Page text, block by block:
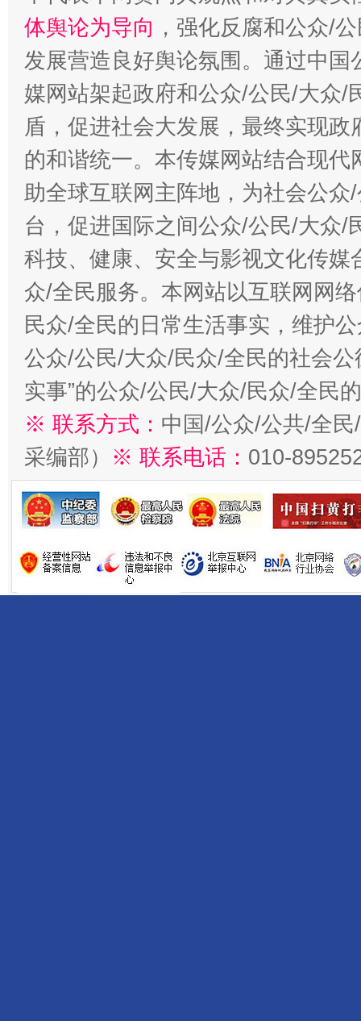
体舆论为导向 ，强化反腐和公众/
发展营造良好舆论氛围。通过中
媒网站架起政府和公众/公民/大众/
盾，促进社会大发展，最终实现
的和谐统一。本传媒网站结合现
助全球互联网主阵地，为社会公
台，促进国际之间公众/公民/大众/
科技、健康、安全与影视文化传
众/全民服务。本网站以互联网网
民众/全民的日常生活事实，维护
公众/公民/大众/民众/全民的社会公
实事”的公众/公民/大众/民众/全民
※ 联系方式： 中国/公众/公共/全
采编部） ※ 联系电话： 010-